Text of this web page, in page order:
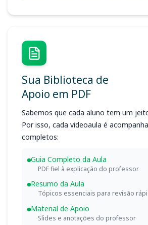
Sua Biblioteca de
Apoio em PDF
Sabemos que cada aluno tem um
Por isso, cada videoaula é
completos:
Guia Completo da Aula
PDF fiel à explicação do professor
Resumo da Aula
Tópicos essenciais para revisão
Material de Apoio
Slides e anotações do professor